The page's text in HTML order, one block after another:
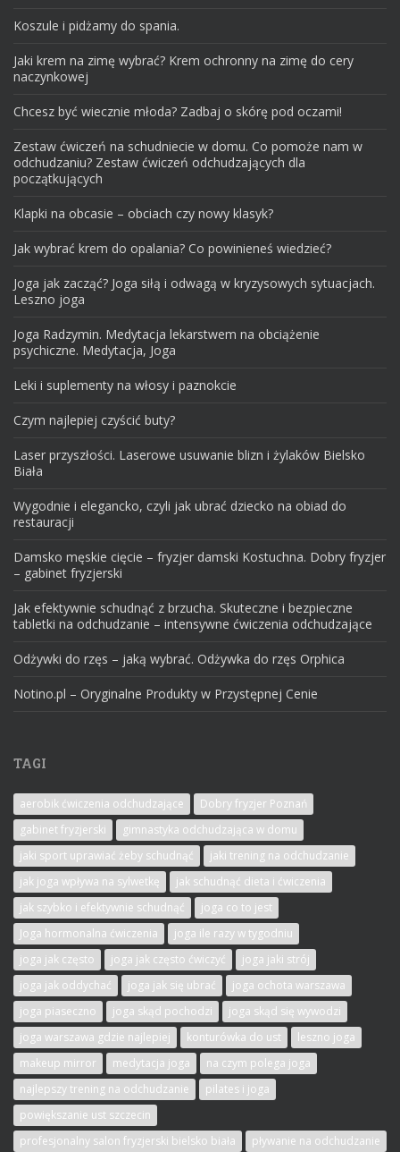
Koszule i pidżamy do spania.
Jaki krem na zimę wybrać? Krem ochronny na zimę do cery
naczynkowej
Chcesz być wiecznie młoda? Zadbaj o skórę pod oczami!
Zestaw ćwiczeń na schudniecie w domu. Co pomoże nam w
odchudzaniu? Zestaw ćwiczeń odchudzających dla
początkujących
Klapki na obcasie – obciach czy nowy klasyk?
Jak wybrać krem do opalania? Co powinieneś wiedzieć?
Joga jak zacząć? Joga siłą i odwagą w kryzysowych sytuacjach.
Leszno joga
Joga Radzymin. Medytacja lekarstwem na obciążenie
psychiczne. Medytacja, Joga
Leki i suplementy na włosy i paznokcie
Czym najlepiej czyścić buty?
Laser przyszłości. Laserowe usuwanie blizn i żylaków Bielsko
Biała
Wygodnie i elegancko, czyli jak ubrać dziecko na obiad do
restauracji
Damsko męskie cięcie – fryzjer damski Kostuchna. Dobry fryzjer
– gabinet fryzjerski
Jak efektywnie schudnąć z brzucha. Skuteczne i bezpieczne
tabletki na odchudzanie – intensywne ćwiczenia odchudzające
Odżywki do rzęs – jaką wybrać. Odżywka do rzęs Orphica
Notino.pl – Oryginalne Produkty w Przystępnej Cenie
TAGI
aerobik ćwiczenia odchudzające
Dobry fryzjer Poznań
gabinet fryzjerski
gimnastyka odchudzająca w domu
jaki sport uprawiać żeby schudnąć
jaki trening na odchudzanie
jak joga wpływa na sylwetkę
jak schudnąć dieta i ćwiczenia
jak szybko i efektywnie schudnąć
joga co to jest
Joga hormonalna ćwiczenia
joga ile razy w tygodniu
joga jak często
joga jak często ćwiczyć
joga jaki strój
joga jak oddychać
joga jak się ubrać
joga ochota warszawa
joga piaseczno
joga skąd pochodzi
joga skąd się wywodzi
joga warszawa gdzie najlepiej
konturówka do ust
leszno joga
makeup mirror
medytacja joga
na czym polega joga
najlepszy trening na odchudzanie
pilates i joga
powiększanie ust szczecin
profesjonalny salon fryzjerski bielsko biała
pływanie na odchudzanie